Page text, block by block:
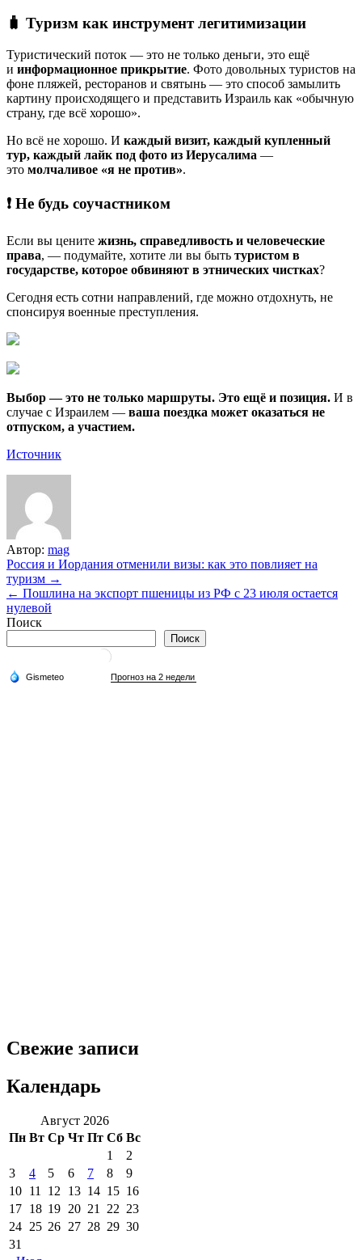
🧳 Туризм как инструмент легитимизации
Туристический поток — это не только деньги, это ещё
и информационное прикрытие. Фото довольных туристов на
фоне пляжей, ресторанов и святынь — это способ замылить
картину происходящего и представить Израиль как «обычную
страну, где всё хорошо».
Но всё не хорошо. И каждый визит, каждый купленный
тур, каждый лайк под фото из Иерусалима —
это молчаливое «я не против».
❗ Не будь соучастником
Если вы цените жизнь, справедливость и человеческие
права, — подумайте, хотите ли вы быть туристом в
государстве, которое обвиняют в этнических чистках?
Сегодня есть сотни направлений, где можно отдохнуть, не
спонсируя военные преступления.
Выбор — это не только маршруты. Это ещё и позиция. И в
случае с Израилем — ваша поездка может оказаться не
отпуском, а участием.
Источник
Автор: mag
Навигация
по
записям
Россия и Иордания отменили визы: как это повлияет на
туризм →
← Пошлина на экспорт пшеницы из РФ с 23 июля остается
нулевой
Поиск
Поиск
Свежие записи
Календарь
Август 2026
Пн Вт Ср Чт Пт Сб Вс
1
2
3
4 5 6 7 8
9
10 11 12 13 14 15 16
17 18 19 20 21 22 23
24 25 26 27 28 29 30
31